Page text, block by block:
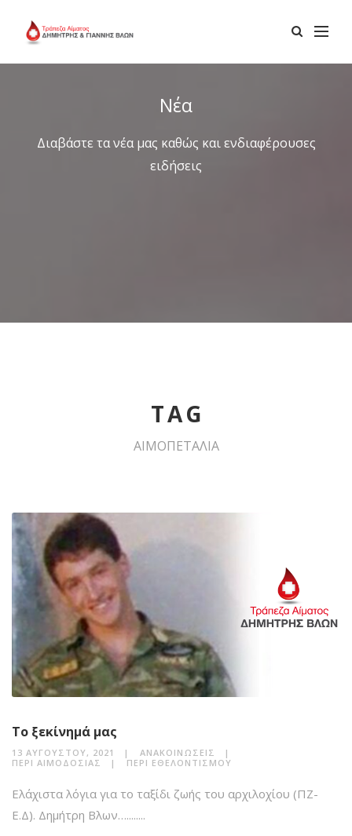
Νέα
Διαβάστε τα νέα μας καθώς και ενδιαφέρουσες
ειδήσεις
TAG
ΑΙΜΟΠΕΤΑΛΙΑ
Το ξεκίνημά μας
13 ΑΥΓΟΎΣΤΟΥ, 2021
ΑΝΑΚΟΙΝΏΣΕΙΣ
ΠΕΡΊ ΑΙΜΟΔΟΣΊΑΣ
ΠΕΡΊ ΕΘΕΛΟΝΤΙΣΜΟΎ
Ελάχιστα λόγια για το ταξίδι ζωής του αρχιλοχίου (ΠΖ-
Ε.Δ). Δημήτρη Βλων…........